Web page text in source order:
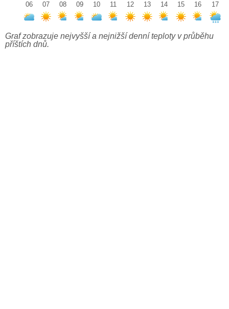
06
07
08
09
10
11
12
13
14
15
16
17
Graf zobrazuje nejvyšší a nejnižší denní teploty v průběhu
příštích dnů.